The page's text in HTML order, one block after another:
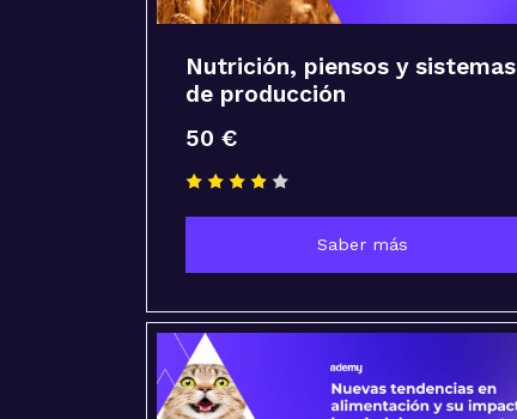
Nutrición, piensos y sistemas
de producción
50 €
Saber más